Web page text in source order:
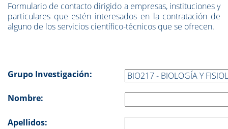
Formulario de contacto dirigido a empresas, instituciones y
particulares que estén interesados en la contratación de
alguno de los servicios científico-técnicos que se ofrecen.
Grupo Investigación:
Nombre:
Apellidos: